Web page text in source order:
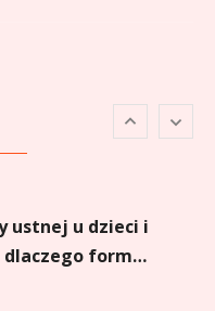
ustnej u dzieci i
dlaczego forma